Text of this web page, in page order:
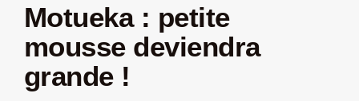
Motueka : petite
mousse deviendra
grande !